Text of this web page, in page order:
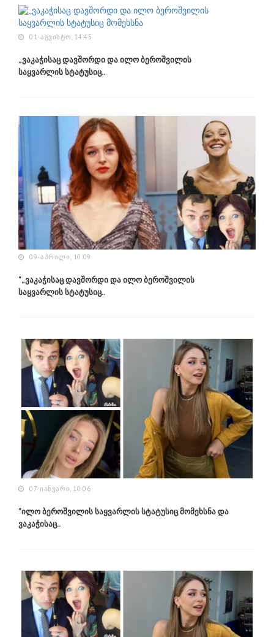
01-ᲐᲒᲕᲘᲡᲢᲝ, 14:45
„ვაკაჭისაც დავშორდი და ილო ბეროშვილის
საყვარლის სტატუსიც..
09-ᲐᲞᲠᲘᲚᲘ, 10:09
"„ვაკაჭისაც დავშორდი და ილო ბეროშვილის
საყვარლის სტატუსიც..
07-ᲘᲐᲜᲕᲐᲠᲘ, 10:06
"ილო ბეროშვილის საყვარლის სტატუსიც მომეხსნა და
ვაკაჭისაც..